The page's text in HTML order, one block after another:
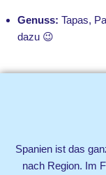
Genuss: Tapas,
dazu 😉
Spanien ist das
nach Region. Im